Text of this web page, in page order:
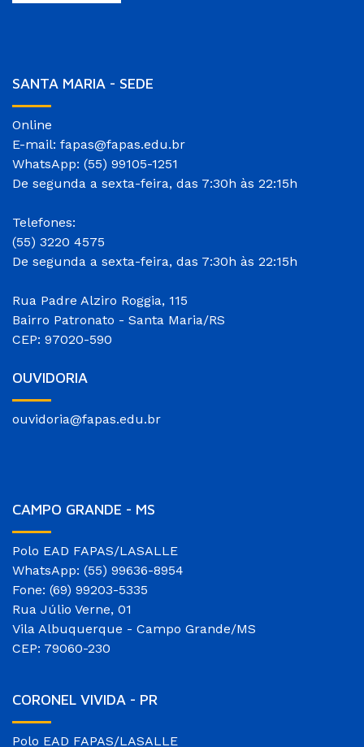
SANTA MARIA - SEDE
Online
E-mail: fapas@fapas.edu.br
WhatsApp: (55) 99105-1251
De segunda a sexta-feira, das 7:30h às 22:15h
Telefones:
(55) 3220 4575
De segunda a sexta-feira, das 7:30h às 22:15h
Rua Padre Alziro Roggia, 115
Bairro Patronato - Santa Maria/RS
CEP: 97020-590
OUVIDORIA
ouvidoria@fapas.edu.br
CAMPO GRANDE - MS
Polo EAD FAPAS/LASALLE
WhatsApp: (55) 99636-8954
Fone: (69) 99203-5335
Rua Júlio Verne, 01
Vila Albuquerque - Campo Grande/MS
CEP: 79060-230
CORONEL VIVIDA - PR
Polo EAD FAPAS/LASALLE